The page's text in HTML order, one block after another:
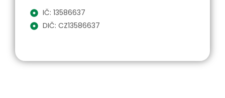
IČ: 13586637
DIČ: CZ13586637